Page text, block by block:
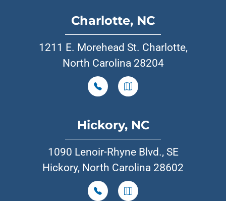
Charlotte, NC
1211 E. Morehead St. Charlotte,
North Carolina 28204
Hickory, NC
1090 Lenoir-Rhyne Blvd., SE
Hickory, North Carolina 28602